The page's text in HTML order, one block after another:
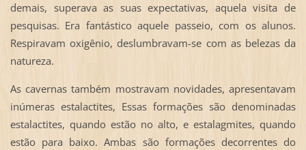
demais, superava as suas expectativas, aquela visita de
pesquisas. Era fantástico aquele passeio, com os alunos.
Respiravam oxigênio, deslumbravam-se com as belezas da
natureza.
As cavernas também mostravam novidades, apresentavam
inúmeras estalactites, Essas formações são denominadas
estalactites, quando estão no alto, e estalagmites, quando
estão para baixo. Ambas são formações decorrentes do